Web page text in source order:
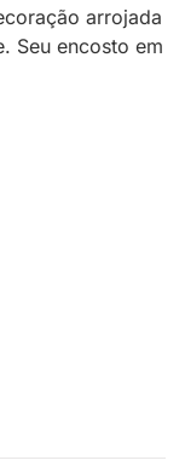
arrojada
Seu encosto em